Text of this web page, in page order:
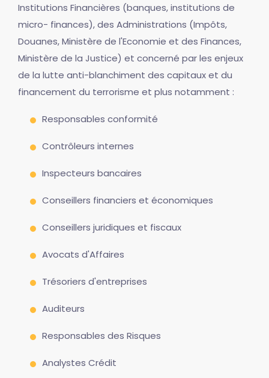
Institutions Financières (banques, institutions de
micro- finances), des Administrations (Impôts,
Douanes, Ministère de l'Economie et des Finances,
Ministère de la Justice) et concerné par les enjeux
de la lutte anti-blanchiment des capitaux et du
financement du terrorisme et plus notamment :
Responsables conformité
Contrôleurs internes
Inspecteurs bancaires
Conseillers financiers et économiques
Conseillers juridiques et fiscaux
Avocats d'Affaires
Trésoriers d'entreprises
Auditeurs
Responsables des Risques
Analystes Crédit